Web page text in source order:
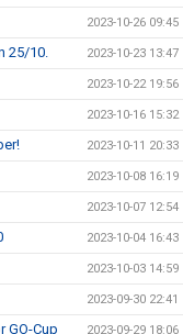
2023-10-26 09:45
25/10. 2023-10-23 13:47
2023-10-22 19:56
2023-10-16 15:32
2023-10-11 20:33
2023-10-08 16:19
2023-10-07 12:54
2023-10-04 16:43
2023-10-03 14:59
2023-09-30 22:41
GO-Cup 2023-09-29 18:06